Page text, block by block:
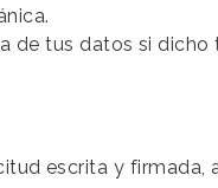
de tus datos si
escrita y